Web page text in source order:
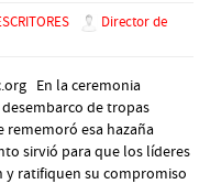
Director de
En la ceremonia
de tropas
rememoró esa hazaña
sirvió para que los líderes
y ratifiquen su compromiso